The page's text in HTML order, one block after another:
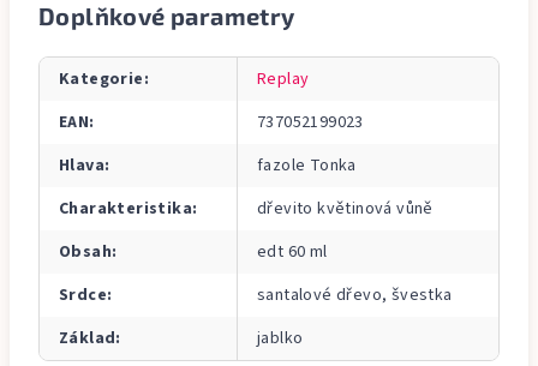
Doplňkové parametry
Kategorie:
Replay
EAN:
737052199023
Hlava:
fazole Tonka
Charakteristika:
dřevito květinová vůně
Obsah:
edt 60 ml
Srdce:
santalové dřevo, švestka
Základ: jablko